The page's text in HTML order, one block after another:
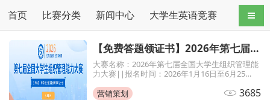
首页 比赛分类 新闻中心 大学生英语竞赛 志愿者
导航
【免费答题领证书】2026年第七届全国大学生组织管理能力大赛，初赛知识竞赛
大赛名称：2026年第七届全国大学生组织管理能
力大赛||报名时间：2026年1月16日至6月25
营销策划
3685